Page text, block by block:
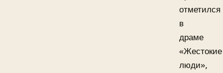
отметился
в
драме
«Жестокие
люди»,